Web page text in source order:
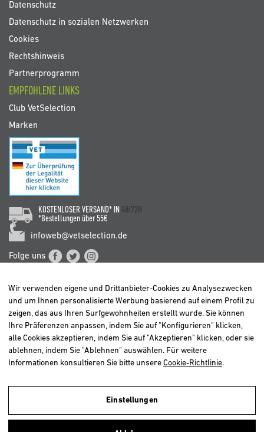
Datenschutz
Datenschutz in sozialen Netzwerken
Cookies
Rechtshinweis
Partnerprogramm
EMPFOHLENE LINKS
Club VetSelection
Marken
KOSTENLOSER VERSAND* IN 48/72H
*Bestellungen über 55€
infoweb@vetselection.de
Folge uns
BELGIË / BELGIQUE
DEUTSCHLAND
ESPAÑA
ITALIA
NEDERLAND
ÖSTERREICH
Wir verwenden eigene und Drittanbieter-Cookies zu Analysezwecken
und um Ihnen personalisierte Werbung basierend auf einem Profil zu
zeigen, das aus Ihren Surfgewohnheiten erstellt wurde. Sie können
Ihre Präferenzen anpassen, indem Sie auf "Konfigurieren" klicken,
alle Cookies akzeptieren, indem Sie auf "Akzeptieren" klicken, oder sie
ablehnen, indem Sie "Ablehnen" auswählen. Für weitere
Informationen konsultieren Sie bitte unsere Cookie-Richtlinie.
Einstellungen